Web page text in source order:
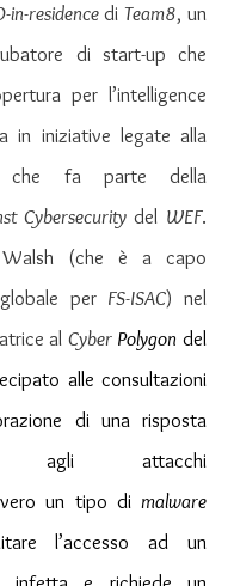
in-residence di Team8, un
di start-up che
per l’intelligence
in iniziative legate alla
Cybersecurity del WEF.
Walsh (che è a capo
per FS-ISAC) nel
al Cyber ​​Polygon
alle consultazioni
di una risposta
un tipo di malware
l’accesso ad un